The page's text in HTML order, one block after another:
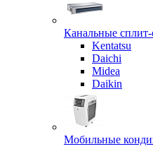
Канальные
Kentatsu
Daichi
Midea
Daikin
Мобильные